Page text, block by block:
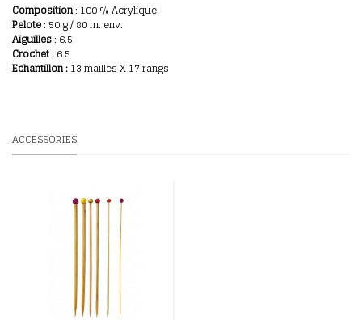
Composition: 100% Acrylique
Pelote: 50 g / 80 m. env.
Aiguilles: 6.5
Crochet :6.5
Echantillon:13 mailles X 17 rangs
ACCESSORIES